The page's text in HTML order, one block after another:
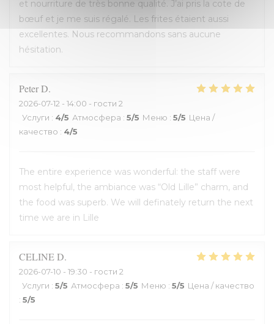
et nourriture de très bonne qualité. J’ai pris la cote de
bœuf et je me suis régalé. Les frites étaient aussi
excellentes. Nous recommandons sans aucune
hésitation.
PeterD
2026-07-12 - 14:00 - гости 2
Услуги : 4/5 Атмосфера : 5/5 Меню : 5/5 Цена /
качество : 4/5
The entire experience was wonderful: the staff were
most helpful, the ambiance was “Old Lille” charm, and
the food was superb. We will definately return the next
time we are in Lille
CELINED
2026-07-10 - 19:30 - гости 2
Услуги : 5/5 Атмосфера : 5/5 Меню : 5/5 Цена / качество
: 5/5